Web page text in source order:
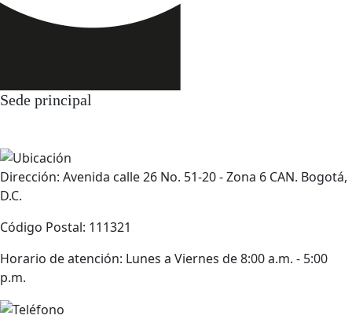
Sede principal
Dirección: Avenida calle 26 No. 51-20 - Zona 6 CAN. Bogotá,
D.C.
Código Postal: 111321
Horario de atención: Lunes a Viernes de 8:00 a.m. - 5:00
p.m.